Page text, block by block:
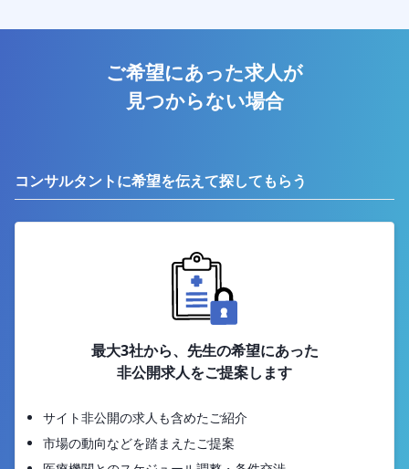
ご希望にあった求人が
見つからない場合
コンサルタントに希望を伝えて探してもらう
最大3社から、先生の希望にあった
非公開求人をご提案します
サイト非公開の求人も含めたご紹介
市場の動向などを踏まえたご提案